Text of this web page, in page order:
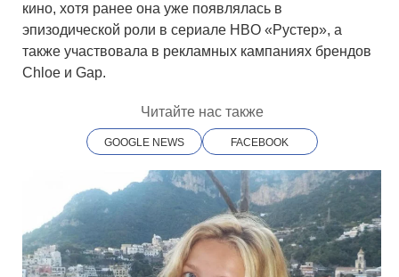
кино, хотя ранее она уже появлялась в
эпизодической роли в сериале HBO «Рустер», а
также участвовала в рекламных кампаниях брендов
Chloe и Gap.
Читайте нас также
GOOGLE NEWS FACEBOOK